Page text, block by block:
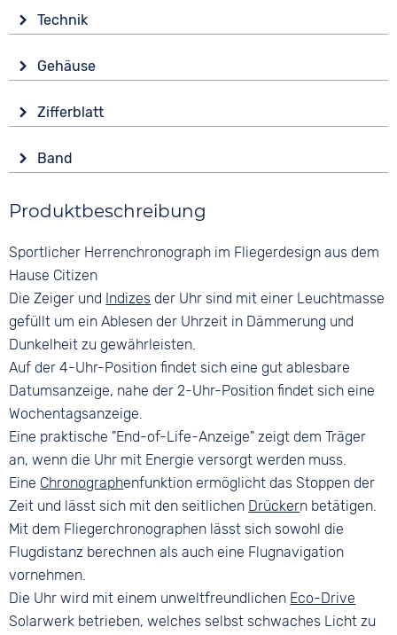
Technik
Solar
Wasserdicht
20 bar
Funk
Funkgesteuert
Funktionen
Ewiger Kalender
Zeitzonen / Weltzeit
Leuchtzeiger / -ziffern
Datumsanzeige
Alarm
End of Life Anzeige
Gehäuse
Edelstahl
Form
Rund
Glas
Farbe
Silber
Zifferblatt
Analog
Blau
Ziffern
Keine
Band
Edelstahl
Farbe
Silber
Bandschließe
Faltschließe
Produktbeschreibung
Sportlicher Herrenchronograph im Fliegerdesign aus dem
Hause Citizen
Die Zeiger und Indizes der Uhr sind mit einer Leuchtmasse
gefüllt um ein Ablesen der Uhrzeit in Dämmerung und
Dunkelheit zu gewährleisten.
Auf der 4-Uhr-Position findet sich eine gut ablesbare
Datumsanzeige, nahe der 2-Uhr-Position findet sich eine
Wochentagsanzeige.
Eine praktische "End-of-Life-Anzeige" zeigt dem Träger
an, wenn die Uhr mit Energie versorgt werden muss.
Eine Chronographenfunktion ermöglicht das Stoppen der
Zeit und lässt sich mit den seitlichen Drückern betätigen.
Mit dem Fliegerchronographen lässt sich sowohl die
Flugdistanz berechnen als auch eine Flugnavigation
vornehmen.
Die Uhr wird mit einem unweltfreundlichen Eco-Drive
Solarwerk betrieben, welches selbst schwaches Licht zu